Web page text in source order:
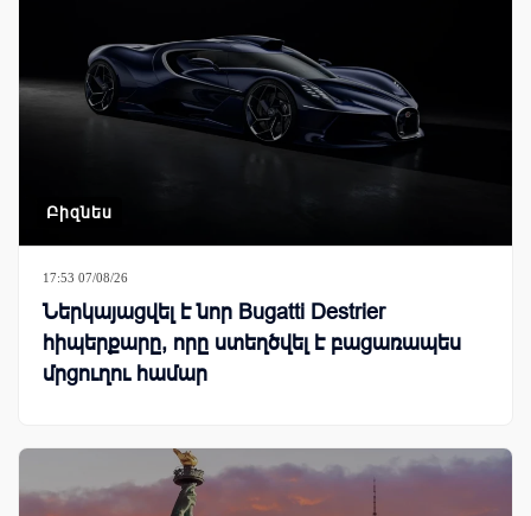
Բիզնես
17:53 07/08/26
Ներկայացվել է նոր Bugatti Destrier
հիպերքարը, որը ստեղծվել է բացառապես
մրցուղու համար